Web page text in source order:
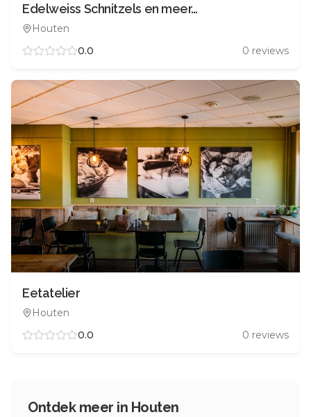
Edelweiss Schnitzels en meer…
Houten
0.0
0 reviews
Eetatelier
Houten
0.0
0 reviews
Ontdek meer in Houten